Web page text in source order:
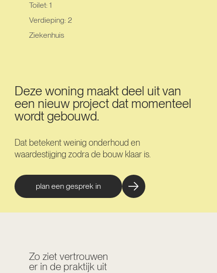
Toilet: 1
Verdieping: 2
Ziekenhuis
Deze woning maakt deel uit van
een nieuw project dat momenteel
wordt gebouwd.
Dat betekent weinig onderhoud en
waardestijging zodra de bouw klaar is.
plan een gesprek in
Zo ziet vertrouwen
er in de praktijk uit